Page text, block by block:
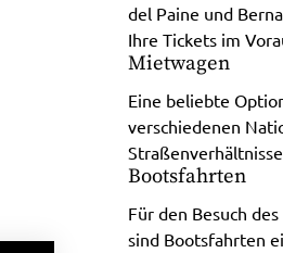
del Paine und
Ihre Tickets im
Mietwagen
Eine beliebte
verschiedenen
Bootsfahrten
Für den Besuch
sind Bootsfahrten